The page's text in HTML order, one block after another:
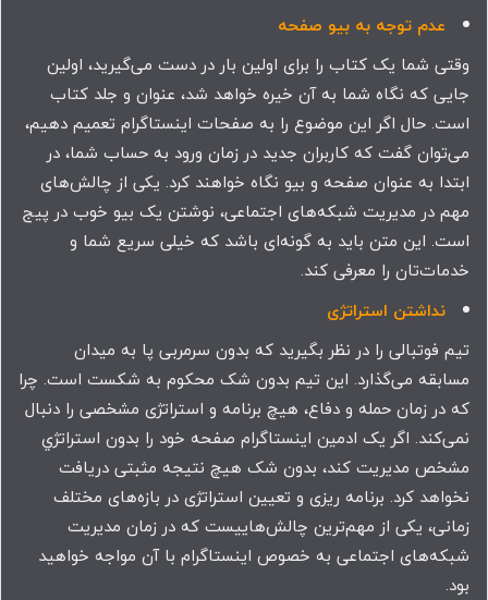
عدم توجه به بیو صفحه
وقتی شما یک کتاب را برای اولین بار در دست می‌گیرید، اولین
جایی که نگاه شما به آن خیره‌ خواهد شد، عنوان و جلد کتاب
است. حال اگر این موضوع را به صفحات اینستاگرام تعمیم دهیم،
می‌توان گفت که کاربران جدید در زمان ورود به حساب شما، در
ابتدا به عنوان صفحه و بیو نگاه خواهند کرد. یکی از چالش‌های
مهم در مدیریت شبکه‌های اجتماعی، نوشتن یک بیو خوب در پیج
است. این متن باید به گونه‌ای باشد که خیلی سریع شما و
خدمات‌تان را معرفی کند.
نداشتن استراتژی
تیم فوتبالی را در نظر بگیرید که بدون سرمربی پا به میدان
مسابقه می‌گذارد. این تیم بدون شک محکوم به شکست است. چرا
که در زمان حمله و دفاع، هیچ برنامه و استراتژی مشخصی را دنبال
نمی‌کند. اگر یک ادمین اینستاگرام صفحه خود را بدون استراتژي
مشخص مدیریت کند، بدون شک هیچ نتیجه مثبتی دریافت
نخواهد کرد. برنامه ریزی و تعیین استراتژی در بازه‌های مختلف
زمانی، یکی از مهم‌ترین چالش‌هاییست که در زمان مدیریت
شبکه‌های اجتماعی به خصوص اینستاگرام با آن مواجه خواهید
بود.